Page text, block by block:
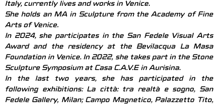
Italy, currently lives and works in Venice.
She holds an MA in Sculpture from the Academy of Fine
Arts of Venice.
In 2024, she participates in the San Fedele Visual Arts
Award and the residency at the Bevilacqua La Masa
Foundation in Venice. In 2022, she takes part in the Stone
Sculpture Symposium at Casa C.A.V.E in Aurisina.
In the last two years, she has participated in the
following exhibitions: La città: tra realtà e sogno, San
Fedele Gallery, Milan; Campo Magnetico, Palazzetto Tito,